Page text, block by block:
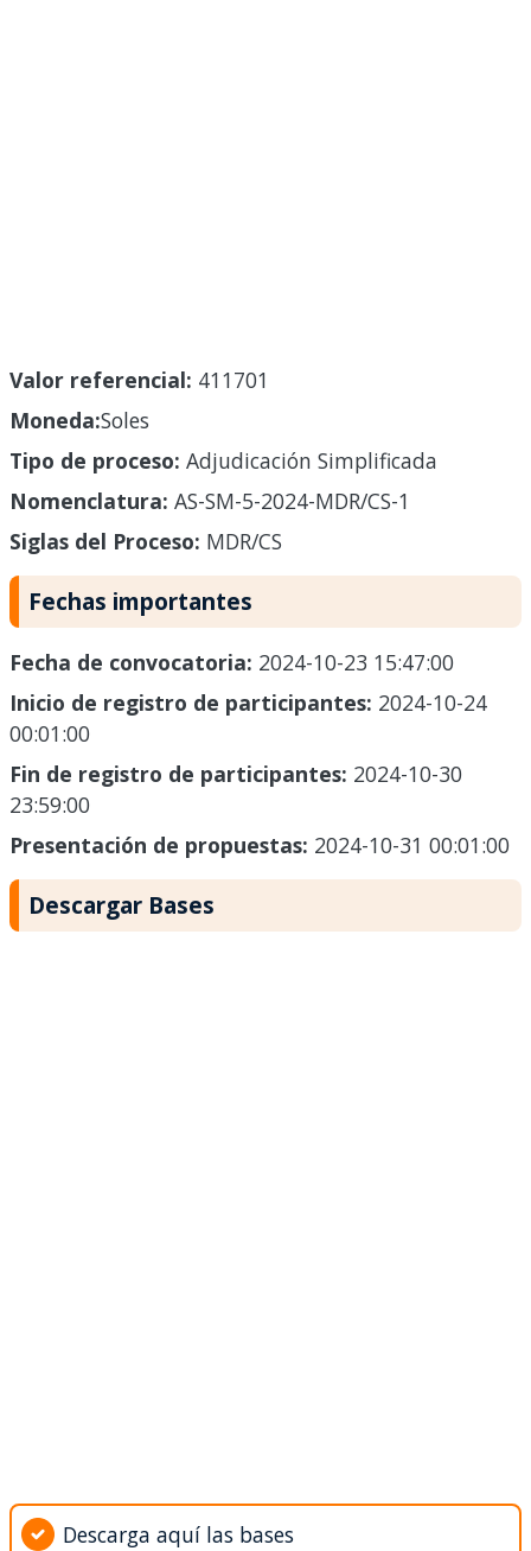
Valor referencial: 411701
Moneda:Soles
Tipo de proceso: Adjudicación Simplificada
Nomenclatura: AS-SM-5-2024-MDR/CS-1
Siglas del Proceso: MDR/CS
Fechas importantes
Fecha de convocatoria: 2024-10-23 15:47:00
Inicio de registro de participantes: 2024-10-24
00:01:00
Fin de registro de participantes: 2024-10-30
23:59:00
Presentación de propuestas: 2024-10-31 00:01:00
Descargar Bases
Descarga aquí las bases